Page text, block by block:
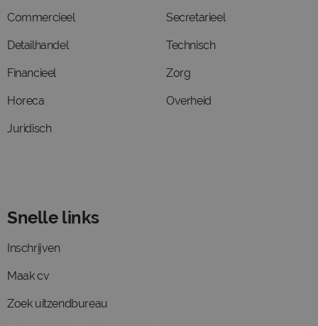
Commercieel
Detailhandel
Financieel
Horeca
Juridisch
Secretarieel
Technisch
Zorg
Overheid
Snelle links
Inschrijven
Maak cv
Zoek uitzendbureau